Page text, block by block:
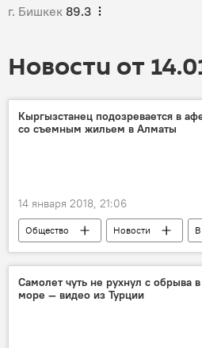
г. Бишкек 89.3
Новости от
Кыргызстанец подозревается в
со съемным жильем в Алматы
14 января 2018, 21:06
Общество Новости
миграция
Азия
Алматы
подозреваемый
кыргызстанец
Самолет чуть не рухнул с обрыва в
море — видео из Турции